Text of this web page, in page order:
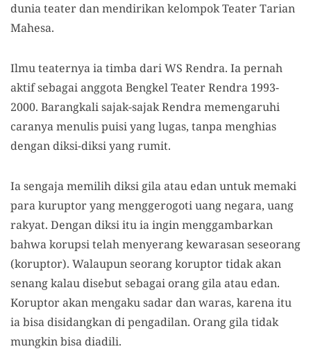
dunia teater dan mendirikan kelompok Teater Tarian
Mahesa.
Ilmu teaternya ia timba dari WS Rendra. Ia pernah
aktif sebagai anggota Bengkel Teater Rendra 1993-
2000. Barangkali sajak-sajak Rendra memengaruhi
caranya menulis puisi yang lugas, tanpa menghias
dengan diksi-diksi yang rumit.
Ia sengaja memilih diksi gila atau edan untuk memaki
para kuruptor yang menggerogoti uang negara, uang
rakyat. Dengan diksi itu ia ingin menggambarkan
bahwa korupsi telah menyerang kewarasan seseorang
(koruptor). Walaupun seorang koruptor tidak akan
senang kalau disebut sebagai orang gila atau edan.
Koruptor akan mengaku sadar dan waras, karena itu
ia bisa disidangkan di pengadilan. Orang gila tidak
mungkin bisa diadili.